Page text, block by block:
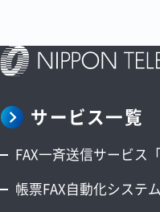
サービス一覧
FAX一斉送信サービス
帳票FAX自動化システ